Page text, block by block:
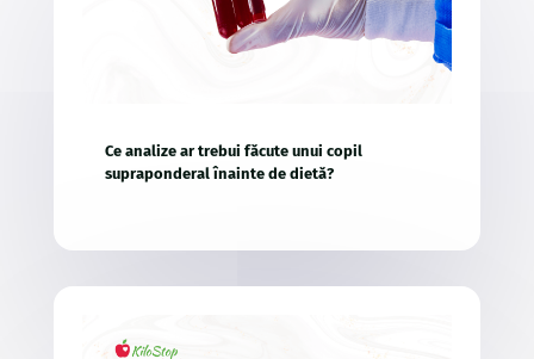
Ce analize ar trebui făcute unui copil
supraponderal înainte de dietă?